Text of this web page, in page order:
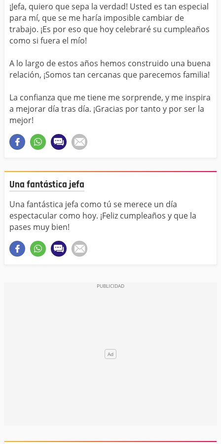
¡Jefa, quiero que sepa la verdad! Usted es tan especial
para mí, que se me haría imposible cambiar de
trabajo. ¡Es por eso que hoy celebraré su cumpleaños
como si fuera el mío!
A lo largo de estos años hemos construido una buena
relación, ¡Somos tan cercanas que parecemos familia!
La confianza que me tiene me sorprende, y me inspira
a mejorar día tras día. ¡Gracias por tanto y por ser la
mejor!
Una fantástica jefa
Una fantástica jefa como tú se merece un día
espectacular como hoy. ¡Feliz cumpleaños y que la
pases muy bien!